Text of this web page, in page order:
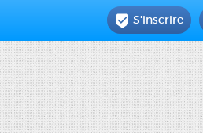
 S'inscrire